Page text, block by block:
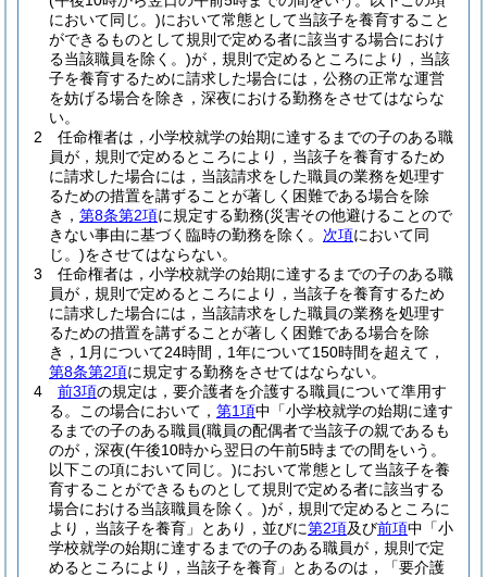
において同じ。)において常態として当該子を養育すること
ができるものとして規則で定める者に該当する場合におけ
る当該職員を除く。)が，規則で定めるところにより，当該
子を養育するために請求した場合には，公務の正常な運営
を妨げる場合を除き，深夜における勤務をさせてはならな
い。
2
任命権者は，小学校就学の始期に達するまでの子のある職
員が，規則で定めるところにより，当該子を養育するため
に請求した場合には，当該請求をした職員の業務を処理す
るための措置を講ずることが著しく困難である場合を除
き， 第8条第2項に規定する勤務(災害その他避けることので
きない事由に基づく臨時の勤務を除く。 次項において同
じ。)をさせてはならない。
3
任命権者は，小学校就学の始期に達するまでの子のある職
員が，規則で定めるところにより，当該子を養育するため
に請求した場合には，当該請求をした職員の業務を処理す
るための措置を講ずることが著しく困難である場合を除
き，1月について24時間，1年について150時間を超えて，
第8条第2項に規定する勤務をさせてはならない。
4
前3項の規定は，要介護者を介護する職員について準用す
る。
この場合において， 第1項中「小学校就学の始期に達す
るまでの子のある職員(職員の配偶者で当該子の親であるも
のが，深夜(午後10時から翌日の午前5時までの間をいう。
以下この項において同じ。)において常態として当該子を養
育することができるものとして規則で定める者に該当する
場合における当該職員を除く。)が，規則で定めるところに
より，当該子を養育」とあり，並びに第2項及び前項中「小
学校就学の始期に達するまでの子のある職員が，規則で定
めるところにより，当該子を養育」とあるのは，「要介護